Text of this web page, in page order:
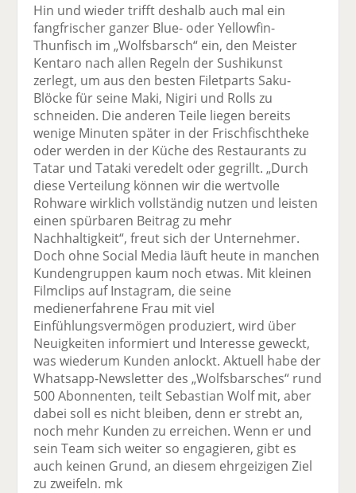
Hin und wieder trifft deshalb auch mal ein
fangfrischer ganzer Blue- oder Yellowfin-
Thunfisch im „Wolfsbarsch“ ein, den Meister
Kentaro nach allen Regeln der Sushikunst
zerlegt, um aus den besten Filetparts Saku-
Blöcke für seine Maki, Nigiri und Rolls zu
schneiden. Die anderen Teile liegen bereits
wenige Minuten später in der Frischfischtheke
oder werden in der Küche des Restaurants zu
Tatar und Tataki veredelt oder gegrillt. „Durch
diese Verteilung können wir die wertvolle
Rohware wirklich vollständig nutzen und leisten
einen spürbaren Beitrag zu mehr
Nachhaltigkeit“, freut sich der Unternehmer.
Doch ohne Social Media läuft heute in manchen
Kundengruppen kaum noch etwas. Mit kleinen
Filmclips auf Instagram, die seine
medienerfahrene Frau mit viel
Einfühlungsvermögen produziert, wird über
Neuigkeiten informiert und Interesse geweckt,
was wiederum Kunden anlockt. Aktuell habe der
Whatsapp-Newsletter des „Wolfsbarsches“ rund
500 Abonnenten, teilt Sebastian Wolf mit, aber
dabei soll es nicht bleiben, denn er strebt an,
noch mehr Kunden zu erreichen. Wenn er und
sein Team sich weiter so engagieren, gibt es
auch keinen Grund, an diesem ehrgeizigen Ziel
zu zweifeln. mk